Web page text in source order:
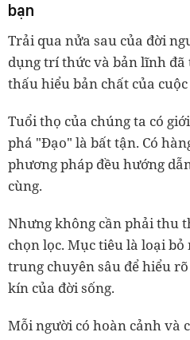
bạn
Trải qua nửa sau của đời
dụng trí thức và bản lĩnh đã
thấu hiểu bản chất của cuộc
Tuổi thọ của chúng ta có
phá "Đạo" là bất tận. Có
phương pháp đều hướng
cùng.
Nhưng không cần phải thu
chọn lọc. Mục tiêu là loại
trung chuyên sâu để hiểu
kín của đời sống.
Mỗi người có hoàn cảnh và